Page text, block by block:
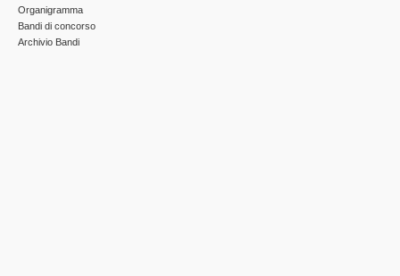
Organigramma
Bandi di concorso
Archivio Bandi